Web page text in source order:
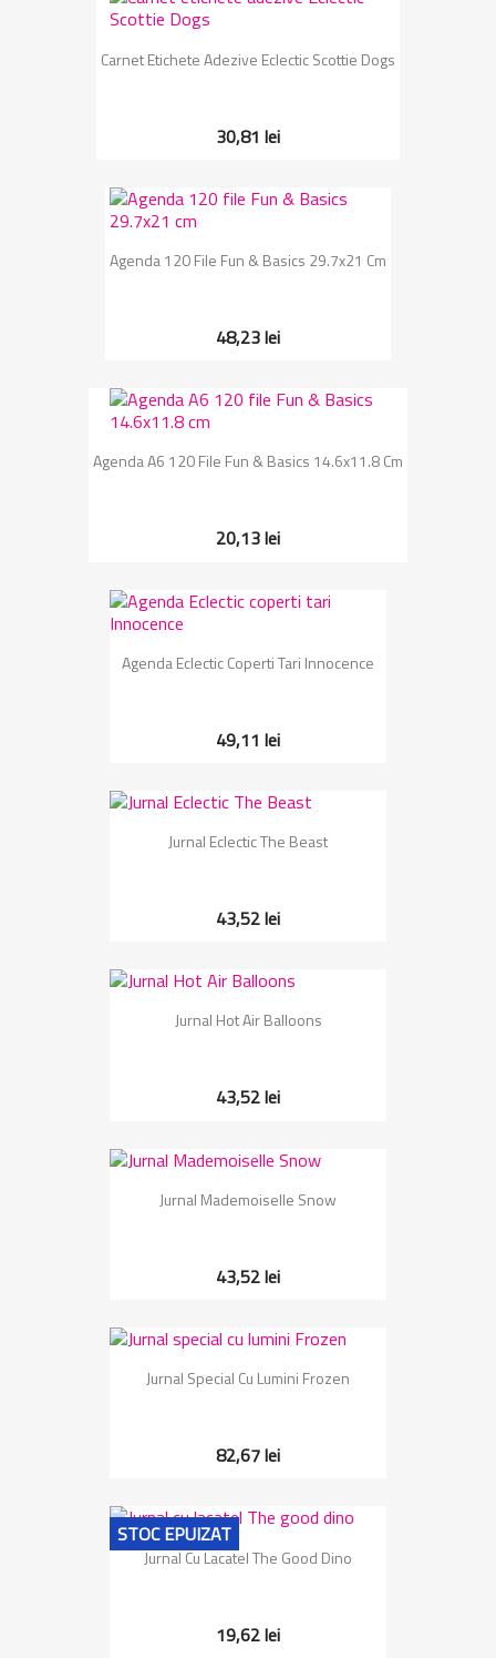
Carnet Etichete Adezive Eclectic Scottie Dogs
30,81 lei
Agenda 120 File Fun & Basics 29.7x21 Cm
48,23 lei
Agenda A6 120 File Fun & Basics 14.6x11.8 Cm
20,13 lei
Agenda Eclectic Coperti Tari Innocence
49,11 lei
Jurnal Eclectic The Beast
43,52 lei
Jurnal Hot Air Balloons
43,52 lei
Jurnal Mademoiselle Snow
43,52 lei
Jurnal Special Cu Lumini Frozen
82,67 lei
Jurnal Cu Lacatel The Good Dino
19,62 lei
STOC EPUIZAT